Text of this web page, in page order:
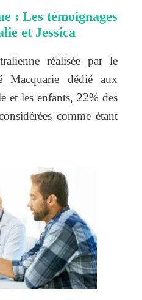
: Les témoignages
et Jessica
réalisée par le
Macquarie dédié aux
et les enfants, 22% des
comme étant